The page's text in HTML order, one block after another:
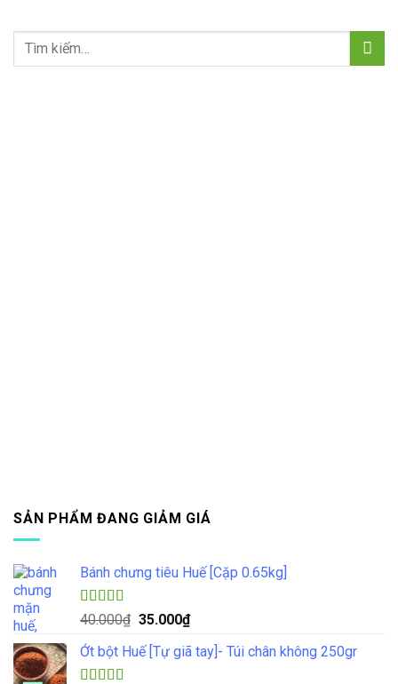
SẢN PHẨM ĐANG GIẢM GIÁ
Bánh chưng tiêu Huế [Cặp 0.65kg]
Được xếp
4.33
5 sao
40.000₫ Giá
là:
35.000₫Giá
tại
Ớt bột Huế [Tự giã tay]- Túi chân không 250gr